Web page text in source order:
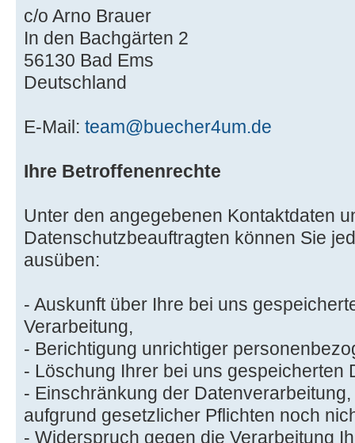
c/o Arno Brauer
In den Bachgärten 2
56130 Bad Ems
Deutschland
E-Mail: team@buecher4um.de
Ihre Betroffenenrechte
Unter den angegebenen Kontaktdaten
Datenschutzbeauftragten können Sie
ausüben:
- Auskunft über Ihre bei uns
Verarbeitung,
- Berichtigung unrichtiger
- Löschung Ihrer bei uns gespeicherten
- Einschränkung der
aufgrund gesetzlicher Pflichten noch
- Widerspruch gegen die Verarbeitung